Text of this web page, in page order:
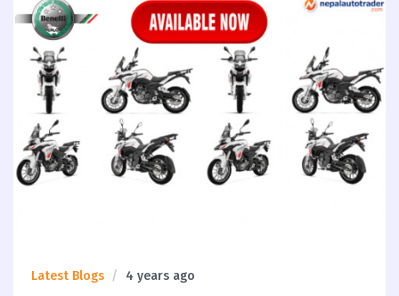
Latest Blogs 4 years ago